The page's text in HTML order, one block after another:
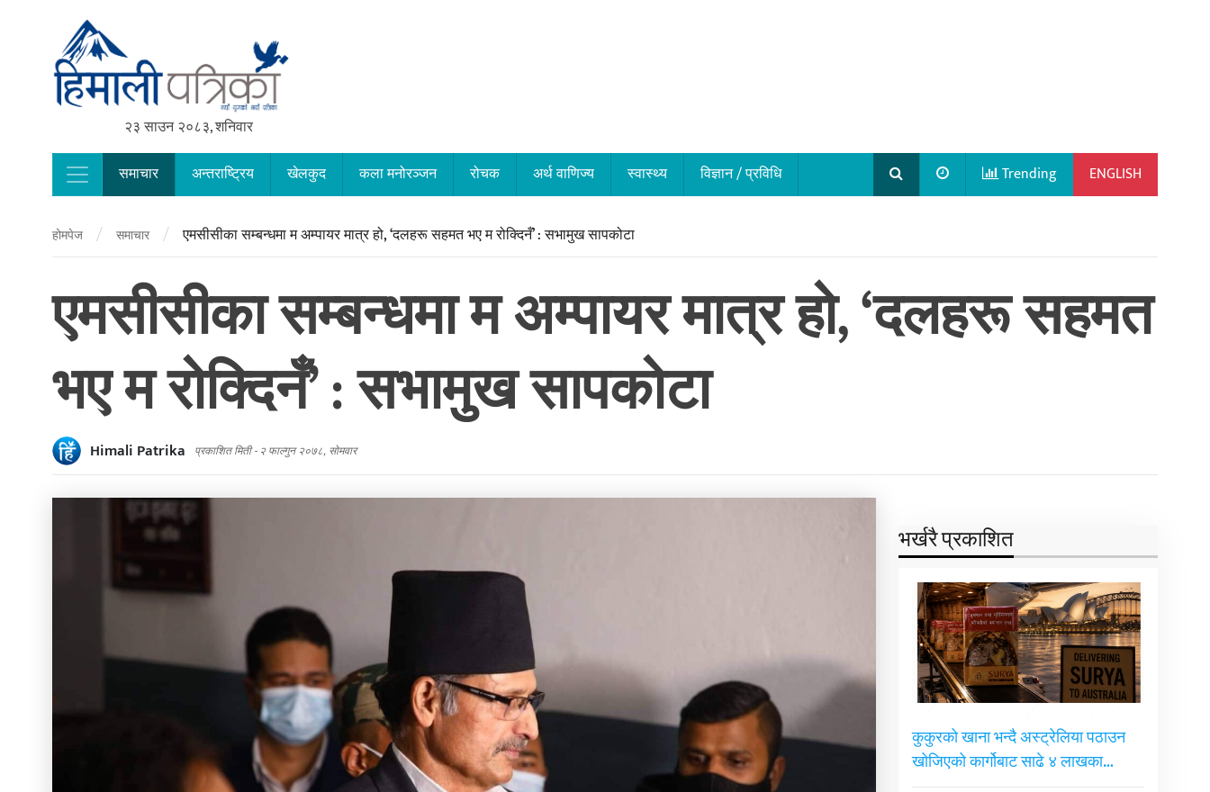
२३ साउन २०८३, शनिवार
Main Navigation
समाचार अन्तराष्ट्रिय खेलकुद कला मनोरञ्जन रोचक अर्थ वाणिज्य स्वास्थ्य विज्ञान / प्रविधि Trending ENGLISH
होमपेज / समाचार / एमसीसीका सम्बन्धमा म अम्पायर मात्र हो, ‘दलहरू सहमत भए म रोक्दिनँ’ : सभामुख सापकोटा
एमसीसीका सम्बन्धमा म अम्पायर मात्र हो, ‘दलहरू सहमत
भए म रोक्दिनँ’ : सभामुख सापकोटा
Himali Patrika प्रकाशित मिती - २ फाल्गुन २०७८, सोमवार
भर्खरै प्रकाशित
कुकुरको खाना भन्दै अस्ट्रेलिया पठाउन
खोजिएको कार्गोबाट साढे ४ लाखका…